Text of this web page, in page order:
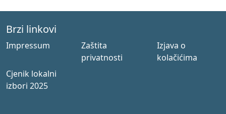
Brzi linkovi
Impressum
Zaštita
privatnosti
Izjava o
kolačićima
Cjenik lokalni
izbori 2025